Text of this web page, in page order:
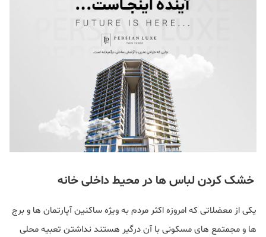
خشک کردن لباس ها در محیط داخلی خانه
یکی از معضلاتی که امروزه اکثر مردم به ویژه ساکنین آپارتمان ها و برج
ها و مجمتمع های مسکونی با آن درگیر هستند نداشتن تعبیه محلی